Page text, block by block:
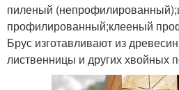
пиленый
профилированный;клееный
Брус изготавливают из
лиственницы и других хвойных